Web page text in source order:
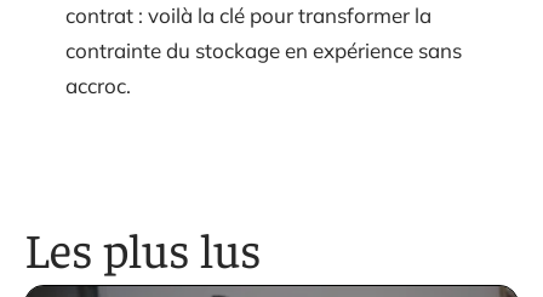
contrat : voilà la clé pour transformer la
contrainte du stockage en expérience sans
accroc.
Les plus lus